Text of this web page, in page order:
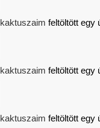
kaktuszaim feltöltött egy
kaktuszaim feltöltött egy
kaktuszaim feltöltött egy